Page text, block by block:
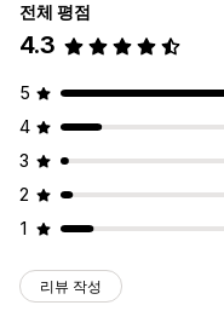
전체 평점
4.3
5
4
3
2
1
리뷰 작성